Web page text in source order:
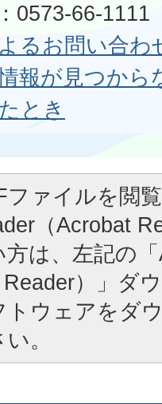
0573-66-1111
るお問い合わ
報が見つから
とき
ファイルを閲
（Acrobat
は、左記の
）」ダ
トウェアをダ
。